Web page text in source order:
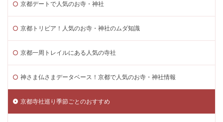
京都デートで人気のお寺・神社
京都トリビア！人気のお寺・神社のムダ知識
京都一周トレイルにある人気の寺社
神さま仏さまデータベース！京都で人気のお寺・神社情報
京都寺社巡り季節ごとのおすすめ